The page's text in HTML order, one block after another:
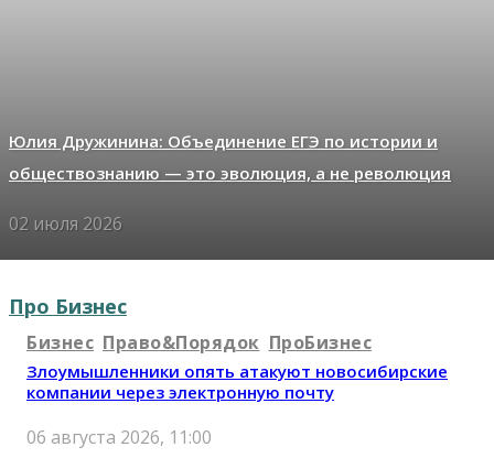
Юлия Дружинина: Объединение ЕГЭ по истории и
обществознанию — это эволюция, а не революция
02 июля 2026
Про Бизнес
Бизнес Право&Порядок ПроБизнес
Злоумышленники опять атакуют новосибирские
компании через электронную почту
06 августа 2026, 11:00